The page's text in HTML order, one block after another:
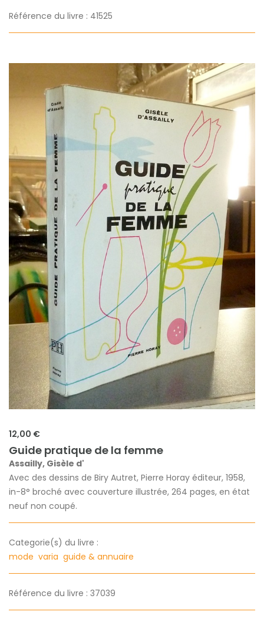
Référence du livre : 41525
12,00 €
Guide pratique de la femme
Assailly, Gisèle d'
Avec des dessins de Biry Autret, Pierre Horay éditeur, 1958,
in-8° broché avec couverture illustrée, 264 pages, en état
neuf non coupé.
Categorie(s) du livre :
mode varia guide & annuaire
Référence du livre : 37039